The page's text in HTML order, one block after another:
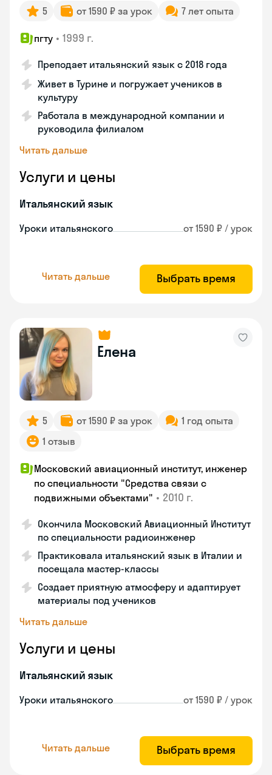
5 от 1590 ₽ за урок 7 лет опыта
пгту • 1999 г.
Преподает итальянский язык с 2018 года
Живет в Турине и погружает учеников в
культуру
Работала в международной компании и
руководила филиалом
Читать дальше
Услуги и цены
Итальянский язык
Уроки итальянского от 1590 ₽ / урок
Читать дальше Выбрать время
Елена
5 от 1590 ₽ за урок
1 год опыта
1 отзыв
Московский авиационный институт, инженер
по специальности "Средства связи с
подвижными объектами" • 2010 г.
Окончила Московский Авиационный Институт
по специальности радиоинженер
Практиковала итальянский язык в Италии и
посещала мастер-классы
Создает приятную атмосферу и адаптирует
материалы под учеников
Читать дальше
Услуги и цены
Итальянский язык
Уроки итальянского от 1590 ₽ / урок
Читать дальше Выбрать время